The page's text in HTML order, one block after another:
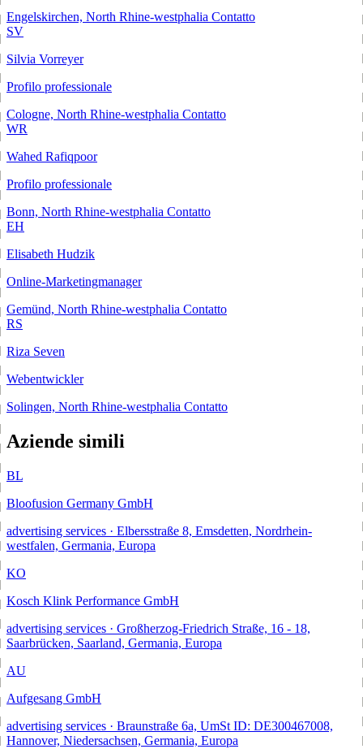
Engelskirchen, North Rhine-westphalia Contatto
SV
Silvia Vorreyer
Profilo professionale
Cologne, North Rhine-westphalia Contatto
WR
Wahed Rafiqpoor
Profilo professionale
Bonn, North Rhine-westphalia Contatto
EH
Elisabeth Hudzik
Online-Marketingmanager
Gemünd, North Rhine-westphalia Contatto
RS
Riza Seven
Webentwickler
Solingen, North Rhine-westphalia Contatto
Aziende simili
BL
Bloofusion Germany GmbH
advertising services · Elbersstraße 8, Emsdetten, Nordrhein-
westfalen, Germania, Europa
KO
Kosch Klink Performance GmbH
advertising services · Großherzog-Friedrich Straße, 16 - 18,
Saarbrücken, Saarland, Germania, Europa
AU
Aufgesang GmbH
advertising services · Braunstraße 6a, UmSt ID: DE300467008,
Hannover, Niedersachsen, Germania, Europa